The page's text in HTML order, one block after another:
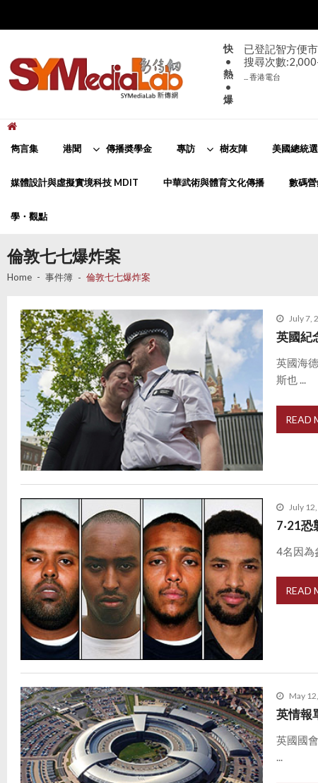
navigation
content
快
•
熱
•
爆
大致天晴。日
部分地區有煙
... 香港天文台
雋言集 港聞 傳播奬學金 專訪 樹友陣 美國總統
媒體設計與虛擬實境科技 MDIT 中華武術與體育文化傳播 數碼
學・觀點
倫敦七七爆炸案
Home 事件簿 倫敦七七爆炸案
July 7,
英國紀
英國海
斯也 ...
READ
July
7‧21
4名因為
READ
May
英情報
英國國
...